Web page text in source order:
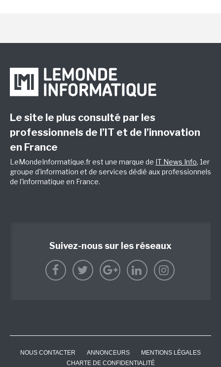
Le site le plus consulté par les
professionnels de l’IT et de l’innovation
en France
LeMondeInformatique.fr est une marque de IT News Info, 1er
groupe d'information et de services dédié aux professionnels
de l'informatique en France.
Suivez-nous sur les réseaux
NOUS CONTACTER ANNONCEURS
MENTIONS LÉGALES
CHARTE DE CONFIDENTIALITÉ